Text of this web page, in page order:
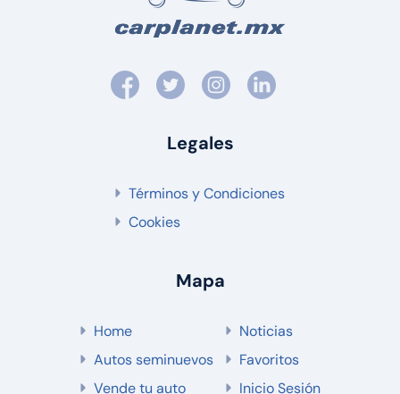
Legales
Términos y Condiciones
Cookies
Mapa
Home
Autos seminuevos
Vende tu auto
Noticias
Favoritos
Inicio Sesión